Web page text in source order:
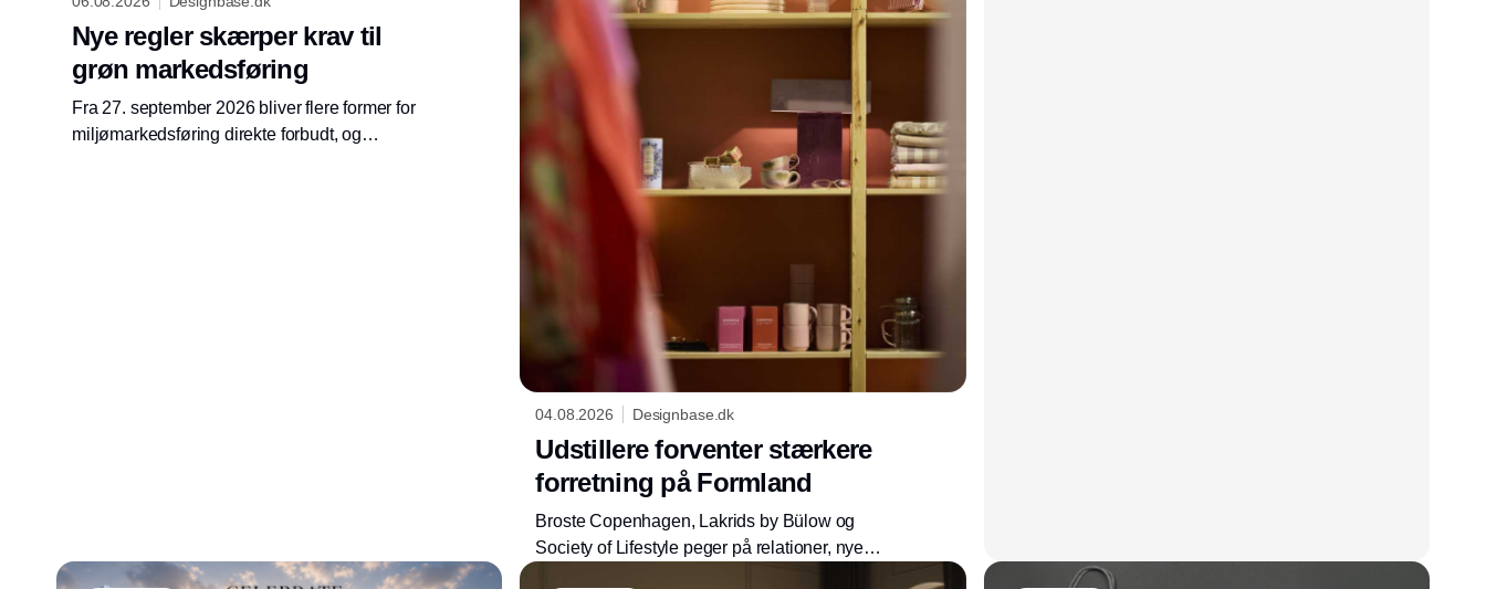
Nye regler skærper krav til
grøn markedsføring
Fra 27. september 2026 bliver flere former for
miljømarkedsføring direkte forbudt, og
04.08.2026 Designbase.dk
Udstillere forventer stærkere
forretning på Formland
Broste Copenhagen, Lakrids by Bülow og
Society of Lifestyle peger på relationer, nye